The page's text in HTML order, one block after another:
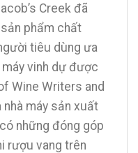
Creek đã
phẩm chất
tiêu dùng ưa
máy vinh dự được
Wine Writers and
máy sản xuất
những đóng góp
rượu vang trên